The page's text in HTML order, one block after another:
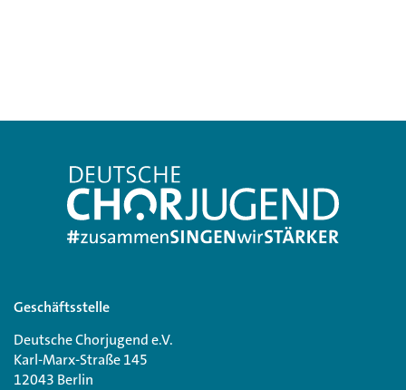
Geschäftsstelle
Deutsche Chorjugend e.V.
Karl-Marx-Straße 145
12043 Berlin